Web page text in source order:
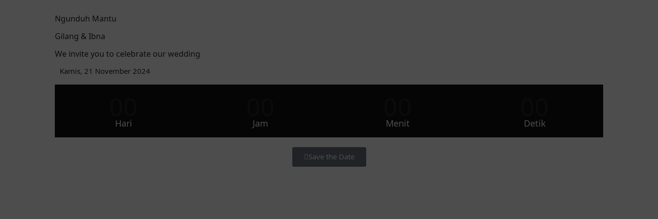
Ngunduh Mantu
Gilang & Ibna
We invite you to celebrate our wedding
Kamis, 21 November 2024
Hari Jam Menit Detik
Save the Date